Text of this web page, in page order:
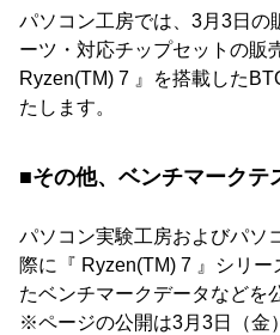
パソコン工房では、3月3日の
ーツ・対応チップセットの販
Ryzen(TM) 7 』を搭載した
たします。
■その他、ベンチマークテ
パソコン実験工房およびパソ
際に『 Ryzen(TM) 7 』シリ
たベンチマークデータなどを
※ページの公開は3月3日（金